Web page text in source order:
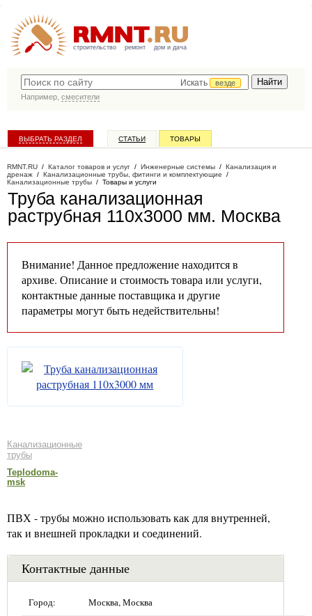
строительство ремонт дом и дача
Искать
везде
Например, смесители
ВЫБРАТЬ РАЗДЕЛ СТАТЬИ ТОВАРЫ
RMNT.RU / Каталог товаров и услуг / Инженерные системы / Канализация и
дренаж / Канализационные трубы, фитинги и комплектующие /
Канализационные трубы / Товары и услуги
Труба канализационная
раструбная 110х3000 мм. Москва
Внимание! Данное предложение находится в
архиве. Описание и стоимость товара или услуги,
контактные данные поставщика и другие
параметры могут быть недействительны!
Канализационные
трубы
Teplodoma-
msk
ПВХ - трубы можно использовать как для внутренней,
так и внешней прокладки и соединений.
Контактные данные
Город: Москва, Москва